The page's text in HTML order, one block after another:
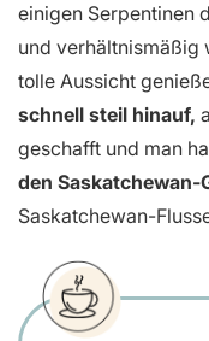
einigen Serpentinen
und verhältnismäßig
tolle Aussicht
schnell steil hinauf,
geschafft und man
den Saskatchewan-
Saskatchewan-